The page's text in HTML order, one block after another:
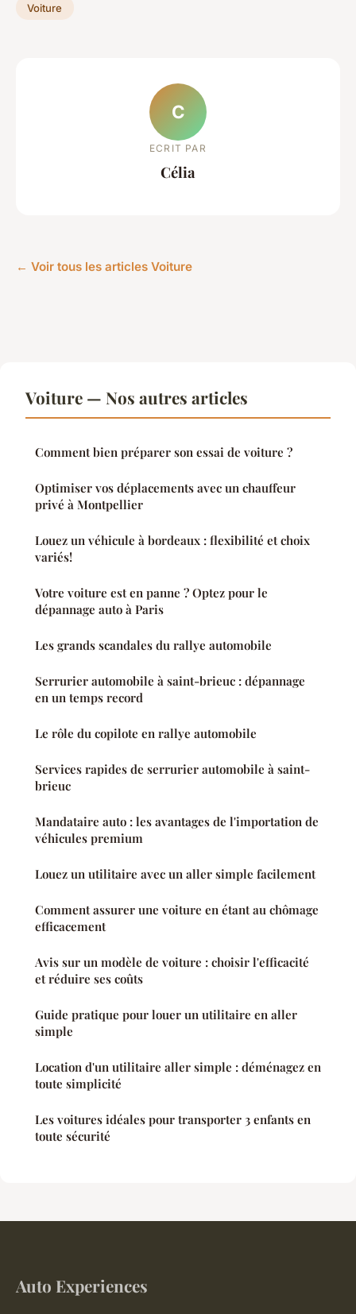
Voiture
C
ECRIT PAR
Célia
← Voir tous les articles Voiture
Voiture — Nos autres articles
Comment bien préparer son essai de voiture ?
Optimiser vos déplacements avec un chauffeur
privé à Montpellier
Louez un véhicule à bordeaux : flexibilité et choix
variés!
Votre voiture est en panne ? Optez pour le
dépannage auto à Paris
Les grands scandales du rallye automobile
Serrurier automobile à saint-brieuc : dépannage
en un temps record
Le rôle du copilote en rallye automobile
Services rapides de serrurier automobile à saint-
brieuc
Mandataire auto : les avantages de l'importation de
véhicules premium
Louez un utilitaire avec un aller simple facilement
Comment assurer une voiture en étant au chômage
efficacement
Avis sur un modèle de voiture : choisir l'efficacité
et réduire ses coûts
Guide pratique pour louer un utilitaire en aller
simple
Location d'un utilitaire aller simple : déménagez en
toute simplicité
Les voitures idéales pour transporter 3 enfants en
toute sécurité
Auto Experiences